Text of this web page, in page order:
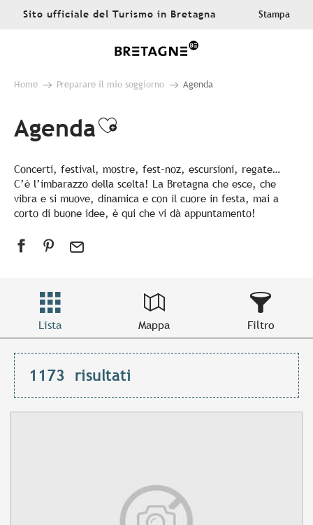
AllerSito ufficiale del Turismo in Bretagna Stampa
Home Preparare il mio soggiorno Agenda
AgendaAjouter aux favoris
Concerti, festival, mostre, fest-noz, escursioni, regate…
C’è l’imbarazzo della scelta! La Bretagna che esce, che
vibra e si muove, dinamica e con il cuore in festa, mai a
corto di buone idee, è qui che vi dà appuntamento!
Lista Mappa Filtro
1173 risultati